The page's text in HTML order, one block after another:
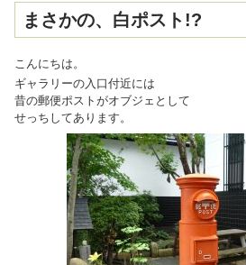
まさかの、白ポスト!?
こんにちは。
ギャラリーの入口付近には
昔の郵便ポストがオブジェとして
せっちしてあります。